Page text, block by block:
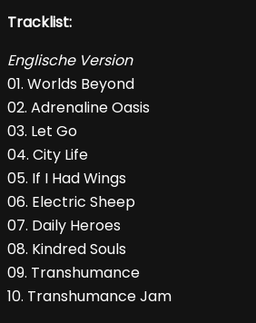
Tracklist:
Englische Version
01. Worlds Beyond
02. Adrenaline Oasis
03. Let Go
04. City Life
05. If I Had Wings
06. Electric Sheep
07. Daily Heroes
08. Kindred Souls
09. Transhumance
10. Transhumance Jam